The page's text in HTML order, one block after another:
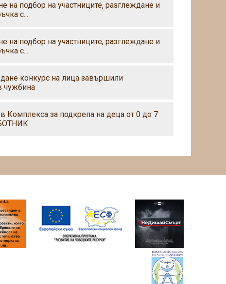
на подбор на участниците, разглеждане и
с...
на подбор на участниците, разглеждане и
с...
конкурс на лица завършили
чужбина
Комплекса за подкрепа на деца от 0 до 7